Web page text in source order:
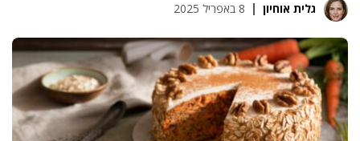
גלית אוחיון 8 באפריל 2025